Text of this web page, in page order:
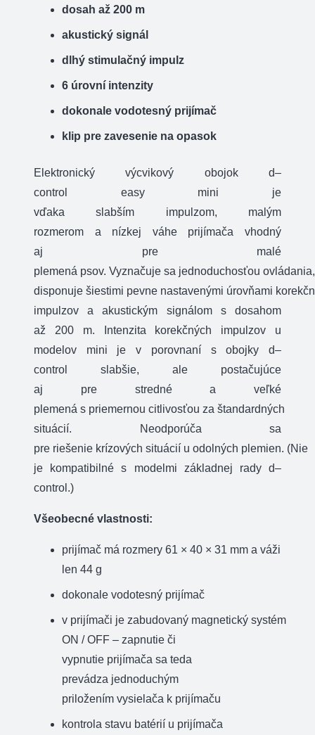
dosah až 200 m
akustický signál
dlhý stimulačný impulz
6 úrovní intenzity
dokonale vodotesný prijímač
klip pre zavesenie na opasok
Elektronický výcvikový obojok d–
control easy mini
je
vďaka
slabším impulzom, malým
rozmerom
a nízkej váhe prijímača
vhodný
aj
pre
malé
plemená psov. Vyznačuje sa jednoduchosťou ovládania,
disponuje šiestimi pevne nastavenými úrovňami
impulzov
a akustickým signálom s
dosahom
až
200 m. Intenzita korekčných impulzov
u
modelov
mini je v porovnaní s obojky d–
control slabšie, ale
postačujúce
aj
pre stredné a
veľké
plemená s priemernou citlivosťou za štandardných
situácií.
Neodporúča sa
pre riešenie krízových situácií u odolných plemien. (Nie
je kompatibilnés modelmi základnej rady d–
control.)
Všeobecné vlastnosti:
prijímač má rozmery 61 × 40 × 31 mm a váži
len 44 g
dokonale vodotesný prijímač
v prijímači je zabudovaný magnetický systém
ON / OFF – zapnutie či
vypnutie prijímača sa teda
prevádza jednoduchým
priložením vysielača k prijímaču
kontrola stavu batérií u prijímača